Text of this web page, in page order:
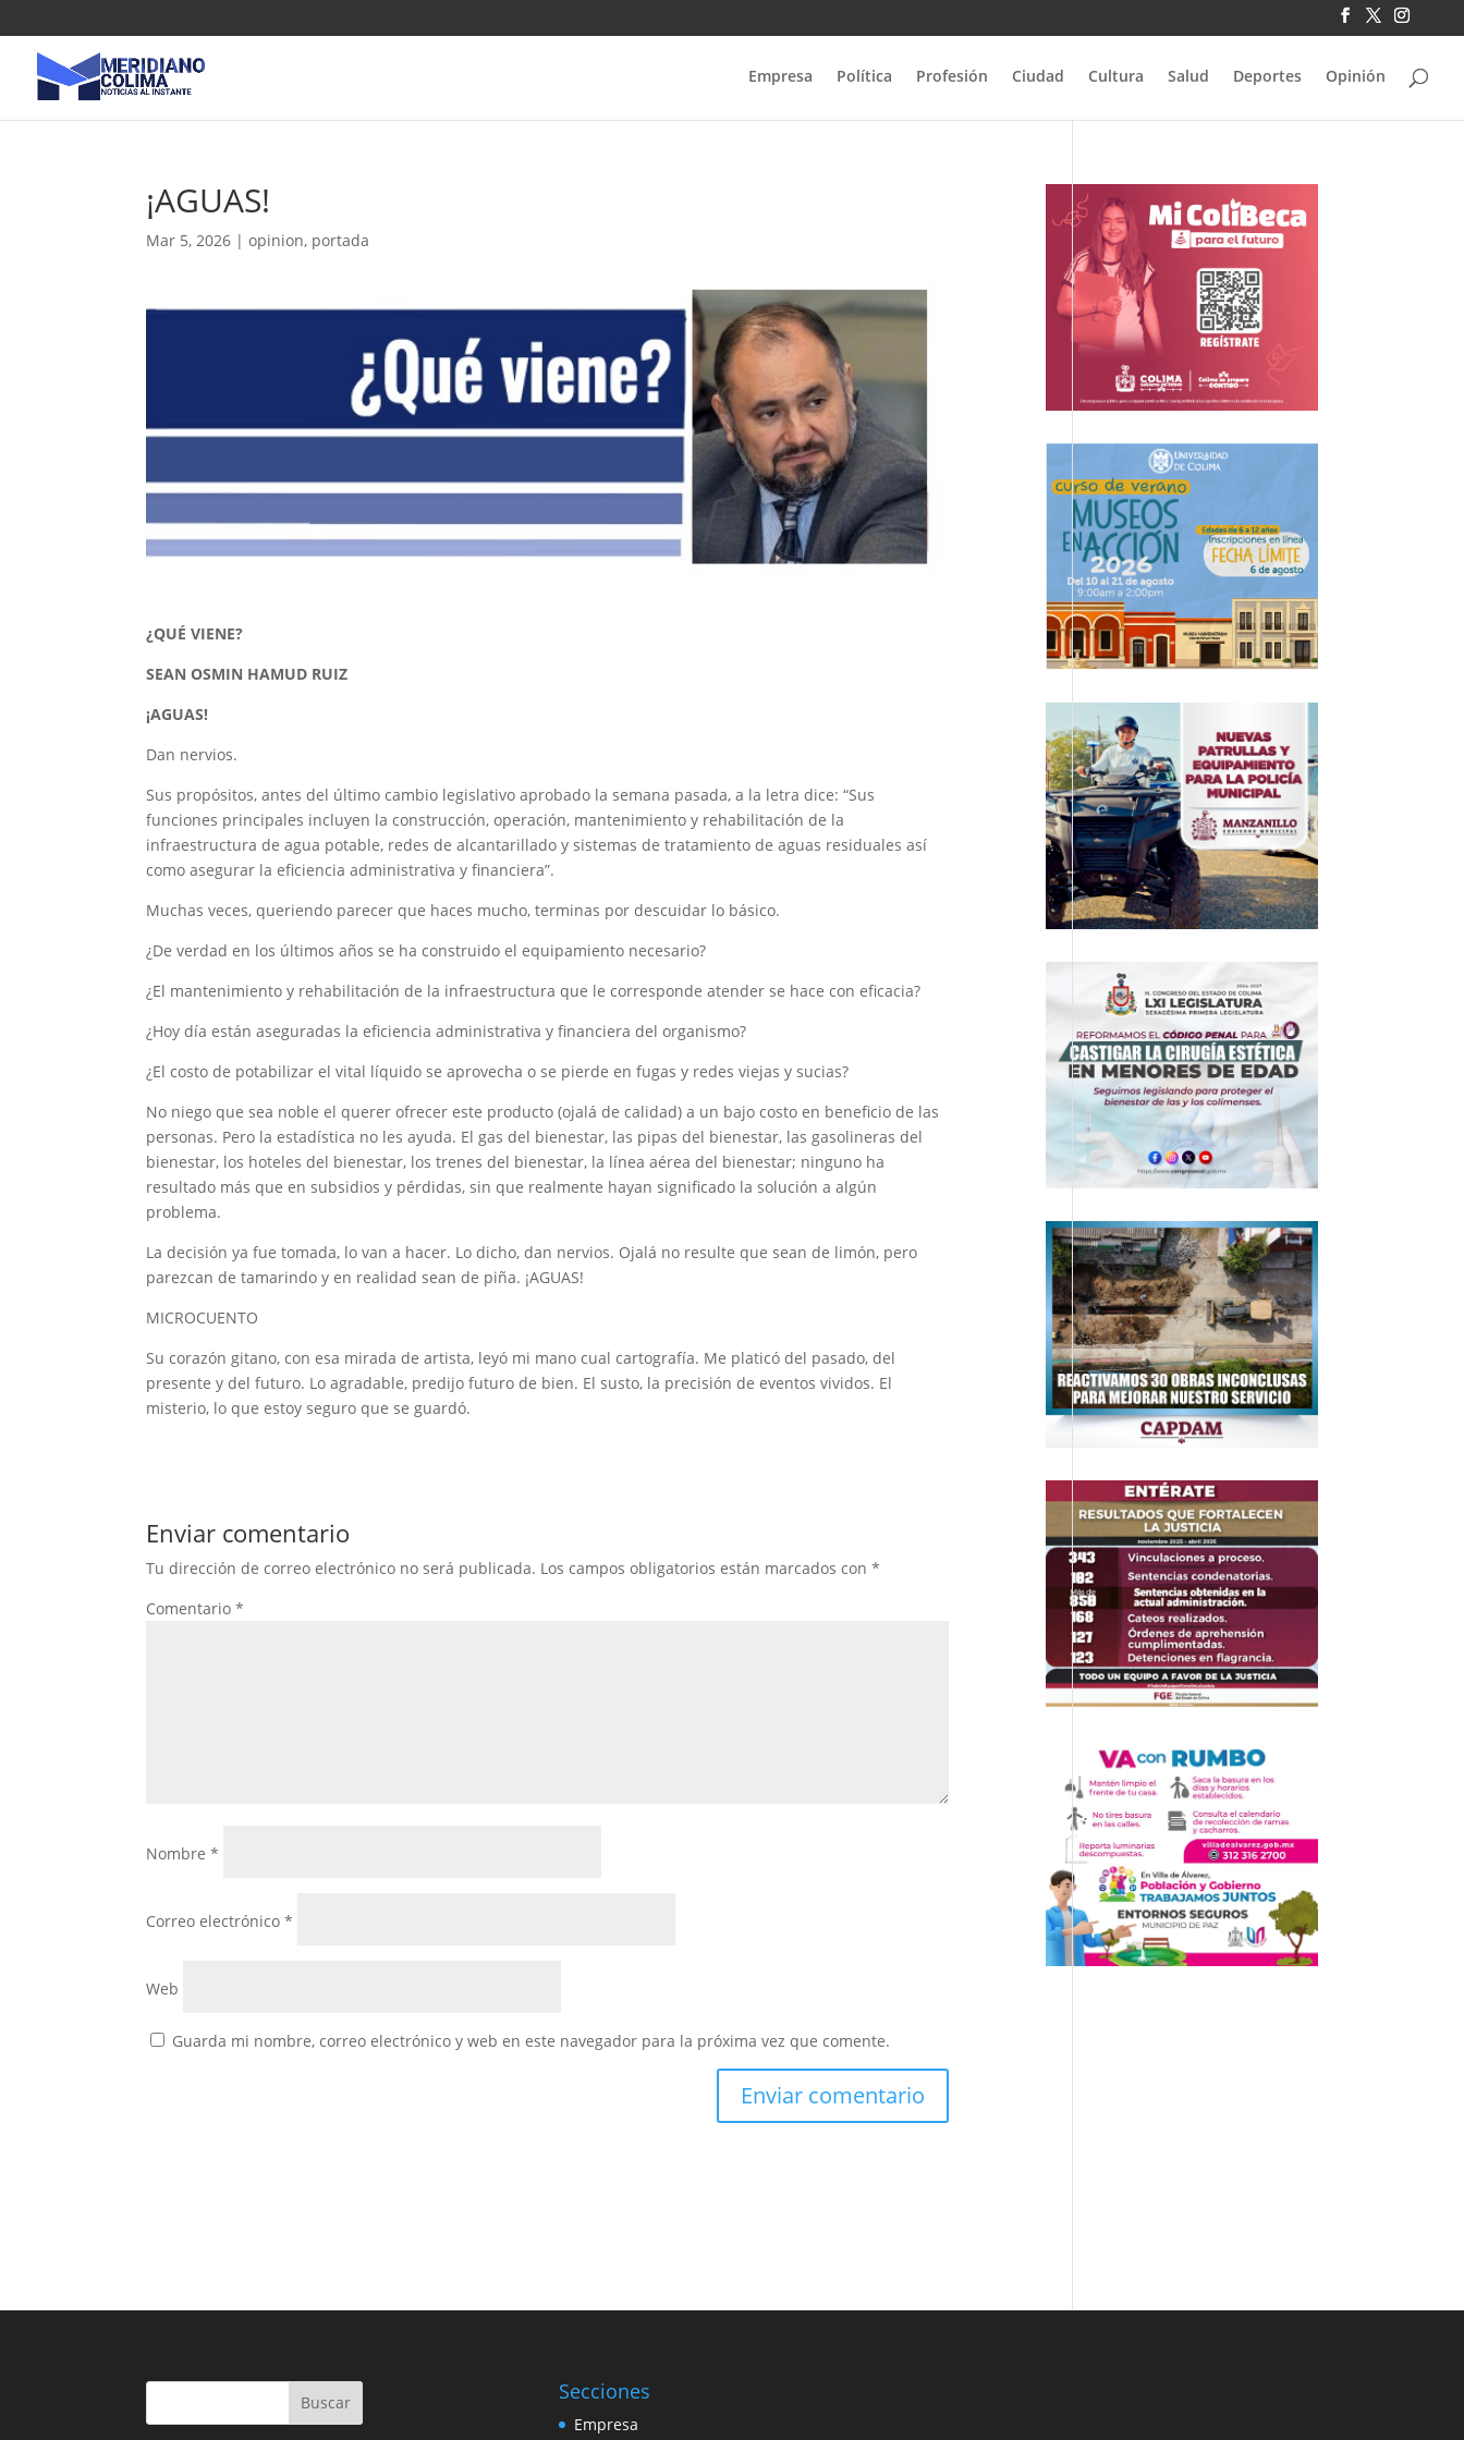
Empresa Política Profesión Ciudad Cultura Salud Deportes Opinión
¡AGUAS!
Mar 5, 2026 |opinion, portada
¿QUÉ VIENE?
SEAN OSMIN HAMUD RUIZ
¡AGUAS!
Dan nervios.
Sus propósitos, antes del último cambio legislativo aprobado la semana pasada, a la letra dice: “Sus
funciones principales incluyen la construcción, operación, mantenimiento y rehabilitación de la
infraestructura de agua potable, redes de alcantarillado y sistemas de tratamiento de aguas residuales así
como asegurar la eficiencia administrativa y financiera”.
Muchas veces, queriendo parecer que haces mucho, terminas por descuidar lo básico.
¿De verdad en los últimos años se ha construido el equipamiento necesario?
¿El mantenimiento y rehabilitación de la infraestructura que le corresponde atender se hace con eficacia?
¿Hoy día están aseguradas la eficiencia administrativa y financiera del organismo?
¿El costo de potabilizar el vital líquido se aprovecha o se pierde en fugas y redes viejas y sucias?
No niego que sea noble el querer ofrecer este producto (ojalá de calidad) a un bajo costo en beneficio de las
personas. Pero la estadística no les ayuda. El gas del bienestar, las pipas del bienestar, las gasolineras del
bienestar, los hoteles del bienestar, los trenes del bienestar, la línea aérea del bienestar; ninguno ha
resultado más que en subsidios y pérdidas, sin que realmente hayan significado la solución a algún
problema.
La decisión ya fue tomada, lo van a hacer. Lo dicho, dan nervios. Ojalá no resulte que sean de limón, pero
parezcan de tamarindo y en realidad sean de piña. ¡AGUAS!
MICROCUENTO
Su corazón gitano, con esa mirada de artista, leyó mi mano cual cartografía. Me platicó del pasado, del
presente y del futuro. Lo agradable, predijo futuro de bien. El susto, la precisión de eventos vividos. El
misterio, lo que estoy seguro que se guardó.
Enviar comentario
Tu dirección de correo electrónico no será publicada. Los campos obligatorios están marcados con*
Comentario*
Nombre*
Correo electrónico*
Web
Guarda mi nombre, correo electrónico y web en este navegador para la próxima vez que comente.
Buscar Secciones
Empresa